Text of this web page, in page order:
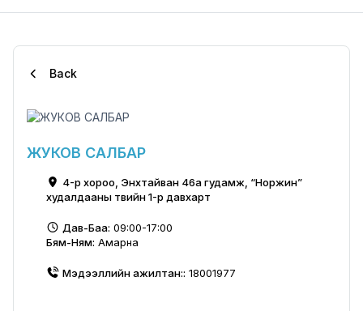
Back
ЖУКОВ САЛБАР
4-р хороо, Энхтайван 46а гудамж, “Норжин”
худалдааны төвийн 1-р давхарт
Дав-Баа: 09:00-17:00
Бям-Ням: Амарна
Мэдээллийн ажилтан:: 18001977